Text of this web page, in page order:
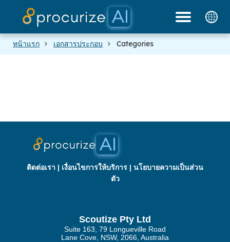
แพลตฟอร์ม
ราคา
เอกสาร
บล็อก
พันธมิตรของเรา
หน้าแรก เอกสารประกอบ Categories
ติดต่อเรา | เงื่อนไขการให้บริการ | นโยบายความเป็นส่วน
ตัว
Scoutize Pty Ltd
Suite 163, 79 Longueville Road
Lane Cove, NSW, 2066, Australia